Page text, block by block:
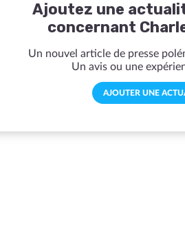
Ajoutez une
concernant
Un nouvel article de presse
Un avis ou une
AJOUTER UNE